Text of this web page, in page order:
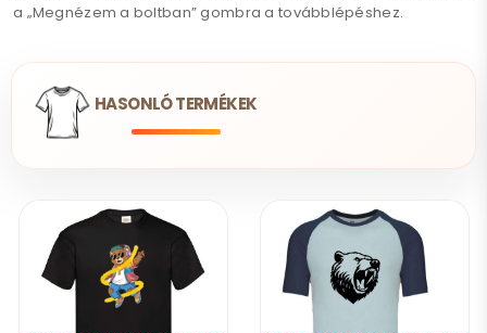
a „Megnézem a boltban” gombra a továbblépéshez.
HASONLÓ TERMÉKEK